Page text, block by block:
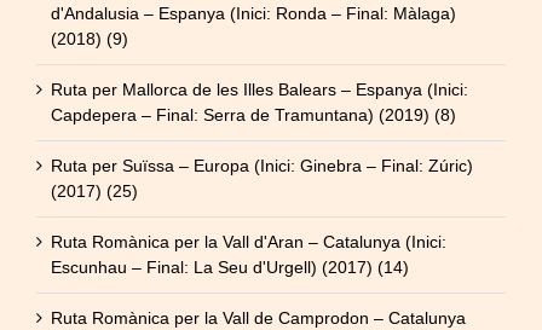
d'Andalusia – Espanya (Inici: Ronda – Final: Màlaga)
(2018) (9)
Ruta per Mallorca de les Illes Balears – Espanya (Inici:
Capdepera – Final: Serra de Tramuntana) (2019) (8)
Ruta per Suïssa – Europa (Inici: Ginebra – Final: Zúric)
(2017) (25)
Ruta Romànica per la Vall d'Aran – Catalunya (Inici:
Escunhau – Final: La Seu d'Urgell) (2017) (14)
Ruta Romànica per la Vall de Camprodon – Catalunya